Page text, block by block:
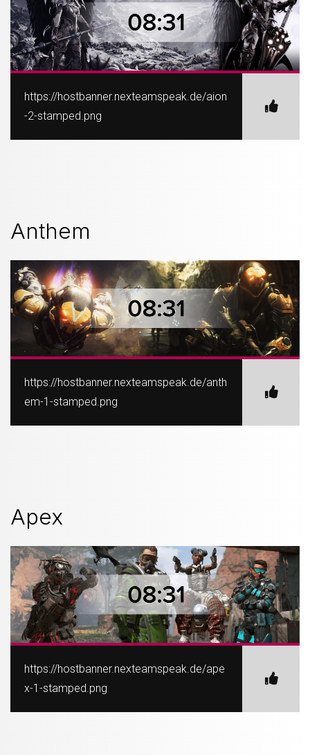
https://hostbanner.nexteamspeak.de/aion
-2-stamped.png
Anthem
https://hostbanner.nexteamspeak.de/anth
em-1-stamped.png
Apex
https://hostbanner.nexteamspeak.de/ape
x-1-stamped.png